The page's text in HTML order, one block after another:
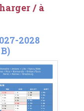
/ à
2028